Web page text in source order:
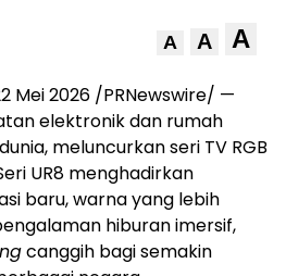
A A A
Mei 2026 /PRNewswire/ —
elektronik dan rumah
meluncurkan seri TV RGB
UR8 menghadirkan
baru, warna yang lebih
hiburan imersif,
canggih bagi semakin